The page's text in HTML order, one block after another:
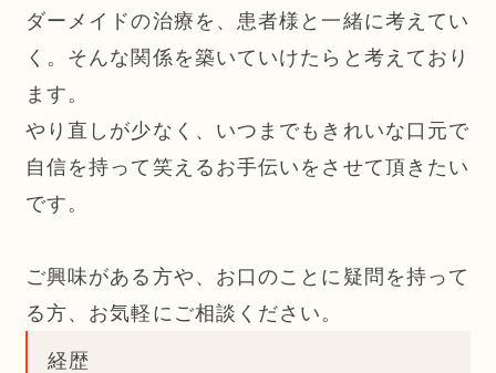
ダーメイドの治療を、患者様と一緒に考えてい
く。そんな関係を築いていけたらと考えており
ます。
やり直しが少なく、いつまでもきれいな口元で
自信を持って笑えるお手伝いをさせて頂きたい
です。
ご興味がある方や、お口のことに疑問を持って
る方、お気軽にご相談ください。
経歴